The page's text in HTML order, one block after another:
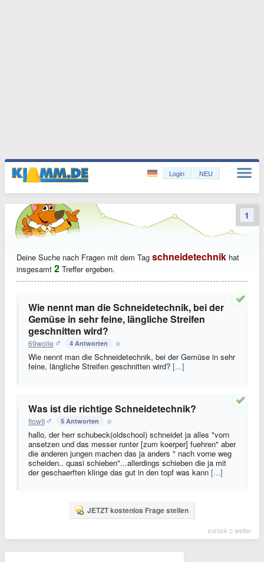
Login NEU
Deine Suche nach Fragen mit dem Tag schneidetechnik hat
insgesamt 2 Treffer ergeben.
Wie nennt man die Schneidetechnik, bei der
Gemüse in sehr feine, längliche Streifen
geschnitten wird?
69wolle 4 Antworten
Wie nennt man die Schneidetechnik, bei der Gemüse in sehr
feine, längliche Streifen geschnitten wird? [...]
Was ist die richtige Schneidetechnik?
flowII 5 Antworten
hallo, der herr schubeck(oldschool) schneidet ja alles "vorn
ansetzen und das messer runter [zum koerper] fuehren" aber
die anderen jungen machen das ja anders " nach vorne weg
scheiden.. quasi schieben"...allerdings schieben die ja mit
der geschaerften klinge das gut in den topf was kann [...]
JETZT kostenlos Frage stellen
zurück :: weiter
1